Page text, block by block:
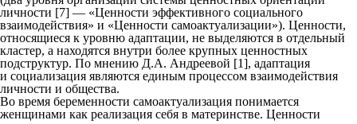
личности [7] — «Ценности эффективного социального
взаимодействия» и «Ценности самоактуализации»). Ценности,
относящиеся к уровню адаптации, не выделяются в отдельный
кластер, а находятся внутри более крупных ценностных
подструктур. По мнению Д.А. Андреевой [1], адаптация
и социализация являются единым процессом взаимодействия
личности и общества.
Во время беременности самоактуализация понимается
женщинами как реализация себя в материнстве. Ценности